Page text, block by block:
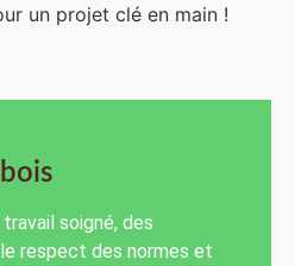
un projet clé en main !
soigné, des
respect des normes et